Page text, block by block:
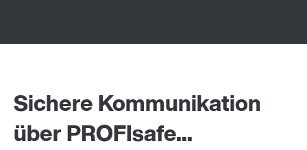
Sichere Kommunikation
über PROFIsafe...